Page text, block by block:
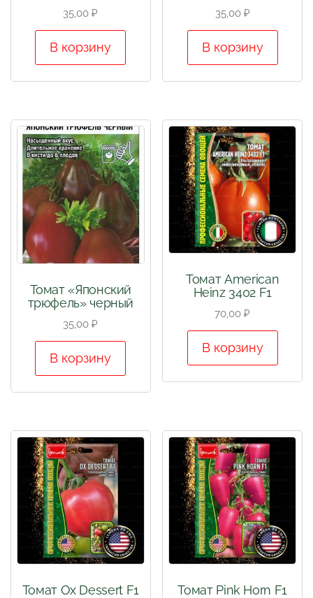
35,00₽
В корзину
35,00 ₽
В корзину
Томат «Японский
трюфель» черный
35,00₽
В корзину
Томат American
Heinz 3402 F1
70,00₽
В корзину
Томат Ox Dessert F1 Томат Pink Horn F1